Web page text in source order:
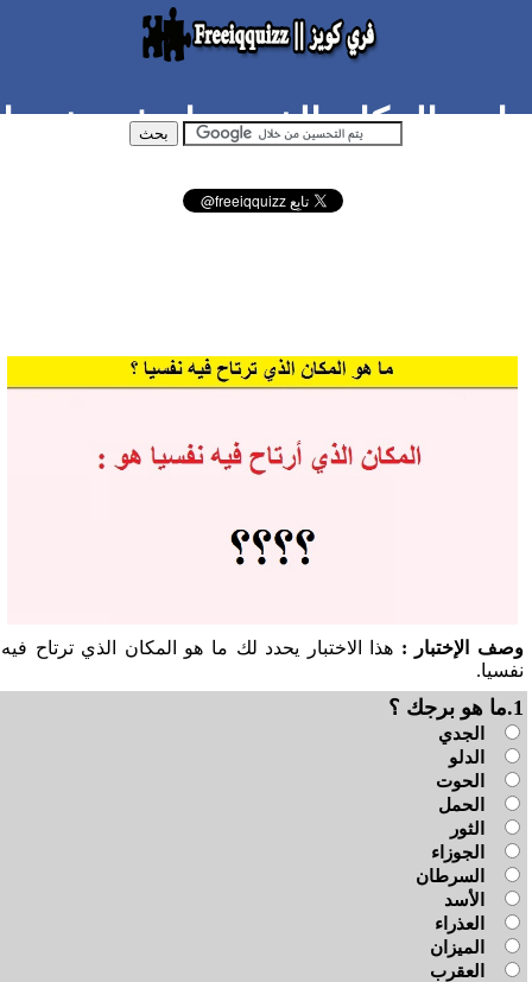
ما هو المكان الذي ترتاح فيه نفسيا
وصف الإختبار : هذا الاختبار يحدد لك ما هو المكان الذي ترتاح فيه
نفسيا.
1.ما هو برجك ؟
الجدي
الدلو
الحوت
الحمل
الثور
الجوزاء
السرطان
الأسد
العذراء
الميزان
العقرب